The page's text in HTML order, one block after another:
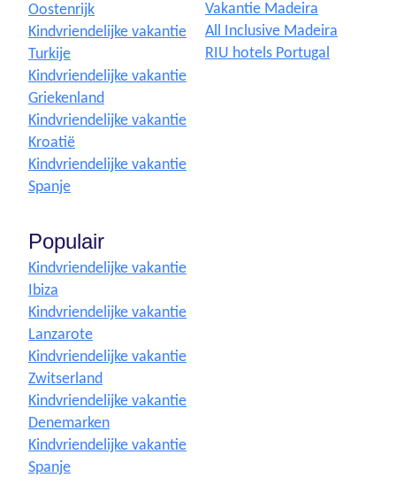
Oostenrijk
Kindvriendelijke vakantie
Turkije
Kindvriendelijke vakantie
Griekenland
Kindvriendelijke vakantie
Kroatië
Kindvriendelijke vakantie
Spanje
Vakantie Madeira
All Inclusive Madeira
RIU hotels Portugal
Populair
Kindvriendelijke vakantie
Ibiza
Kindvriendelijke vakantie
Lanzarote
Kindvriendelijke vakantie
Zwitserland
Kindvriendelijke vakantie
Denemarken
Kindvriendelijke vakantie
Spanje